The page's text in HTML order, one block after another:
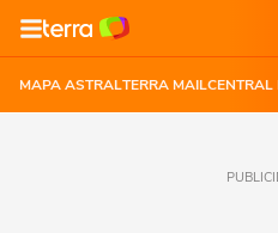
MAPA ASTRALTERRA MAIL